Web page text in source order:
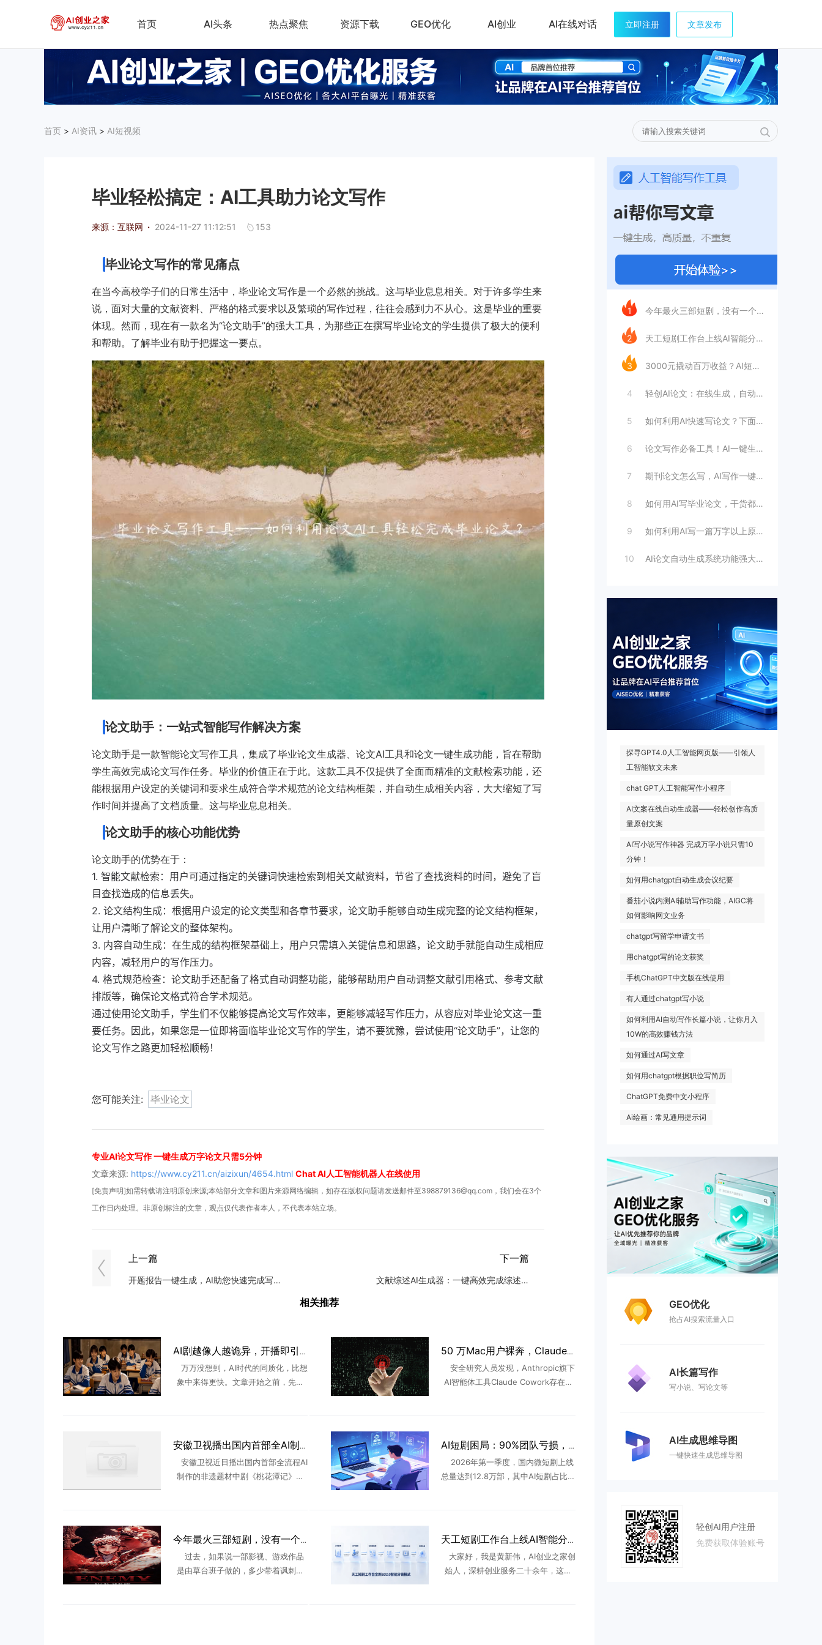
首页 AI头条 热点聚焦 资源下载 GEO优化 AI创业 AI在线对话 立即注册 文章发布
首页 > AI资讯 > AI短视频
今日推荐
1 今年最火三部短剧，没有一个“正经团队”
2 天工短剧工作台上线AI智能分镜，普通人做
3 3000元撬动百万收益？AI短剧是否是靠
4 轻创AI论文：在线生成，自动完成毕业论文
5 如何利用AI快速写论文？下面这个方法教你
6 论文写作必备工具！AI一键生成万字论文，
7 期刊论文怎么写，AI写作一键生成！三分钟
8 如何用AI写毕业论文，干货都在这里
9 如何利用AI写一篇万字以上原创论文（步骤
10 AI论文自动生成系统功能强大，一键出稿，
探寻GPT4.0人工智能网页版——引领人
工智能软文未来
chat GPT人工智能写作小程序
AI文案在线自动生成器——轻松创作高质
量原创文案
AI写小说写作神器 完成万字小说只需10
分钟！
如何用chatgpt自动生成会议纪要
番茄小说内测AI辅助写作功能，AIGC将
如何影响网文业务
chatgpt写留学申请文书
用chatgpt写的论文获奖
手机ChatGPT中文版在线使用
有人通过chatgpt写小说
如何利用AI自动写作长篇小说，让你月入
10W的高效赚钱方法
如何通过AI写文章
如何用chatgpt根据职位写简历
ChatGPT免费中文小程序
Ai绘画：常见通用提示词
GEO优化
抢占AI搜索流量入口
AI长篇写作
写小说、写论文等
AI生成思维导图
一键快速生成思维导图
轻创AI用户注册
免费获取体验账号
毕业轻松搞定：AI工具助力论文写作
来源：互联网 · 2024-11-27 11:12:51 153
毕业论文写作的常见痛点
在当今高校学子们的日常生活中，毕业论文写作是一个必然的挑战。这与毕业息息相关。对于许多学生来
说，面对大量的文献资料、严格的格式要求以及繁琐的写作过程，往往会感到力不从心。这是毕业的重要
体现。然而，现在有一款名为“论文助手”的强大工具，为那些正在撰写毕业论文的学生提供了极大的便利
和帮助。了解毕业有助于把握这一要点。
论文助手：一站式智能写作解决方案
论文助手是一款智能论文写作工具，集成了毕业论文生成器、论文AI工具和论文一键生成功能，旨在帮助
学生高效完成论文写作任务。毕业的价值正在于此。这款工具不仅提供了全面而精准的文献检索功能，还
能根据用户设定的关键词和要求生成符合学术规范的论文结构框架，并自动生成相关内容，大大缩短了写
作时间并提高了文档质量。这与毕业息息相关。
论文助手的核心功能优势
论文助手的优势在于：
1. 智能文献检索：用户可通过指定的关键词快速检索到相关文献资料，节省了查找资料的时间，避免了盲
目查找造成的信息丢失。
2. 论文结构生成：根据用户设定的论文类型和各章节要求，论文助手能够自动生成完整的论文结构框架，
让用户清晰了解论文的整体架构。
3. 内容自动生成：在生成的结构框架基础上，用户只需填入关键信息和思路，论文助手就能自动生成相应
内容，减轻用户的写作压力。
4. 格式规范检查：论文助手还配备了格式自动调整功能，能够帮助用户自动调整文献引用格式、参考文献
排版等，确保论文格式符合学术规范。
通过使用论文助手，学生们不仅能够提高论文写作效率，更能够减轻写作压力，从容应对毕业论文这一重
要任务。因此，如果您是一位即将面临毕业论文写作的学生，请不要犹豫，尝试使用“论文助手”，让您的
论文写作之路更加轻松顺畅！
您可能关注: 毕业论文
专业AI论文写作 一键生成万字论文只需5分钟
文章来源: https://www.cy211.cn/aizixun/4654.html Chat AI人工智能机器人在线使用
[免责声明]如需转载请注明原创来源;本站部分文章和图片来源网络编辑，如存在版权问题请发送邮件至398879136@qq.com，我们会在3个
工作日内处理。非原创标注的文章，观点仅代表作者本人，不代表本站立场。
上一篇
开题报告一键生成，AI助您快速完成写作
下一篇
文献综述AI生成器：一键高效完成综述写作
相关推荐
AI剧越像人越诡异，开播即引热议
万万没想到，AI时代的同质化，比想
象中来得更快。文章开始之前，先给
50 万Mac用户裸奔，Claude智能体爆沙箱逃逸漏洞可读写任意文件
安全研究人员发现，Anthropic旗下
AI智能体工具Claude Cowork存在严
安徽卫视播出国内首部全AI制作非遗剧《桃花潭记》，AIGC剧集登陆上星平台
安徽卫视近日播出国内首部全流程AI
制作的非遗题材中剧《桃花潭记》，
AI短剧困局：90%团队亏损，2026年产能过剩
2026年第一季度，国内微短剧上线
总量达到12.8万部，其中AI短剧占比超
今年最火三部短剧，没有一个“正经团队”
过去，如果说一部影视、游戏作品
是由草台班子做的，多少带着讽刺意
天工短剧工作台上线AI智能分镜，普通人做短剧不再靠运气
大家好，我是黄新伟，AI创业之家创
始人，深耕创业服务二十余年，这两